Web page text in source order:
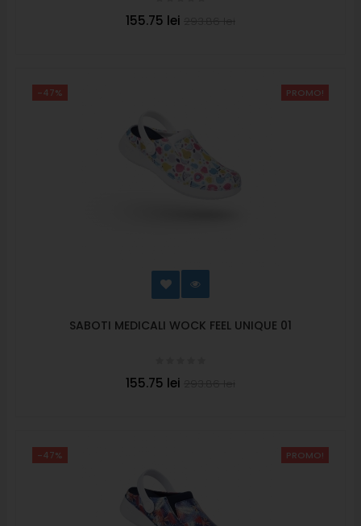
155.75 lei
PROMO!
-47%
SABOTI MEDICALI WOCK FEEL UNIQUE 01
155.75 lei
PROMO!
-47%